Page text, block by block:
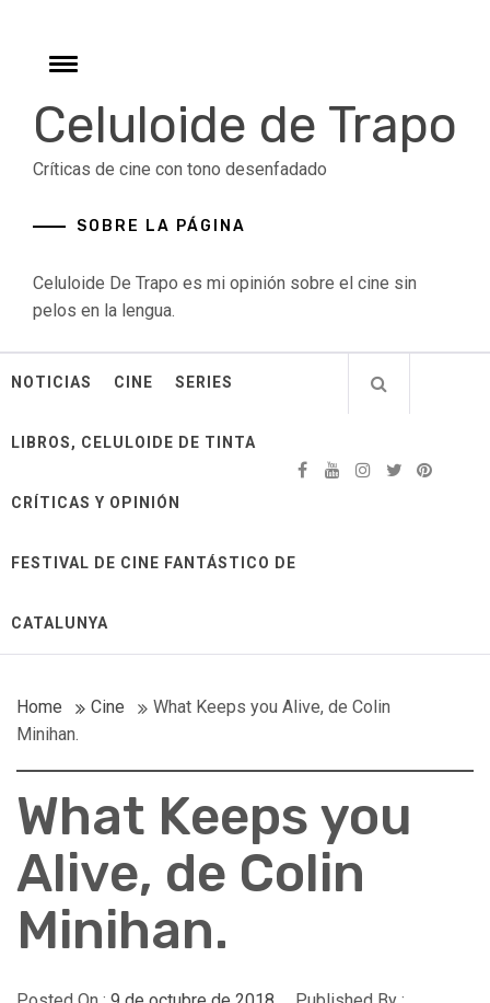
contentToggle
Celuloide de Trapo
Críticas de cine con tono desenfadado
SOBRE LA PÁGINA
Celuloide De Trapo es mi opinión sobre el cine sin
pelos en la lengua.
NOTICIAS CINE SERIES
LIBROS, CELULOIDE DE TINTA
CRÍTICAS Y OPINIÓN
FESTIVAL DE CINE FANTÁSTICO DE
CATALUNYA
Home Cine
What Keeps you Alive, de Colin
Minihan.
What Keeps you
Alive, de Colin
Minihan.